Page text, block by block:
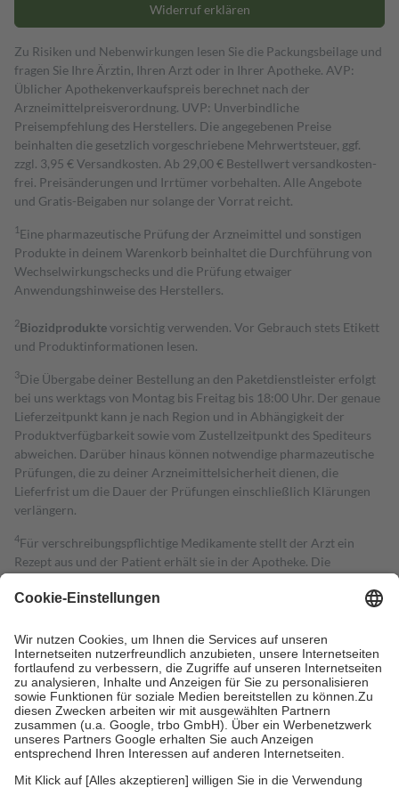
Widerruf erklären
Zu Risiken und Nebenwirkungen lesen Sie die Packungsbeilage und
fragen Sie Ihre Ärztin, Ihren Arzt oder in Ihrer Apotheke. AVP:
Üblicher Apothekenverkaufspreis berechnet nach der
Arzneimittelpreisverordnung. UVP: Unverbindliche
Preisempfehlung des Herstellers. Die angegebenen Preise
beinhalten die gesetzlich vorgeschriebene Mehrwertsteuer, ggf.
zzgl. 3,95 € Versandkosten. Ab 29,00 € Bestell­wert versand­kosten­
frei. Preisänderungen und Irrtümer vorbehalten. Alle Angebote
und Gratis-Beigaben nur solange der Vorrat reicht.
1 Eine pharmazeutische Prüfung der Arzneimittel und sonstigen
Produkte in deinem Warenkorb beinhaltet die Durchführung von
Wechselwirkungschecks und die Prüfung etwaiger
Anwendungshinweise des Herstellers.
2Biozidproduktevorsichtig verwenden. Vor Gebrauch stets Etikett
und Produktinformationen lesen.
3Die Übergabe deiner Bestellung an den Paketdienstleister erfolgt
bei uns werktags von Montag bis Freitag bis 18:00 Uhr. Der genaue
Lieferzeitpunkt kann je nach Region und in Abhängigkeit der
Produktverfügbarkeit sowie vom Zustellzeitpunkt des Spediteurs
abweichen. Darüber hinaus können notwendige pharmazeutische
Prüfungen, die zu deiner Arzneimittelsicherheit dienen, die
Lieferfrist um die Dauer der Prüfungen einschließlich Klärungen
verlängern.
4Für verschreibungspflichtige Medikamente stellt der Arzt ein
Rezept aus und der Patient erhält sie in der Apotheke. Die
Kosten dafür, der Versicherte trägt einen Teil davon als Zuzahlung
Grundsätzlich leisten Mitglieder Zuzahlungen in Höhe von zehn
Prozent des Abgabepreises,mindestensjedochfünf Euround
höchstens zehn Euro.Es sind jedoch nie mehr als die tatsächlichen
Kosten der Leistung zu entrichten.
Diese Regeln gelten grundsätzlich auch für Online-Apotheken.
Bei Heilmitteln und häuslicher Krankenpflege beträgt die
Zuzahlung zehn Prozent der Kosten sowie zehn Euro je